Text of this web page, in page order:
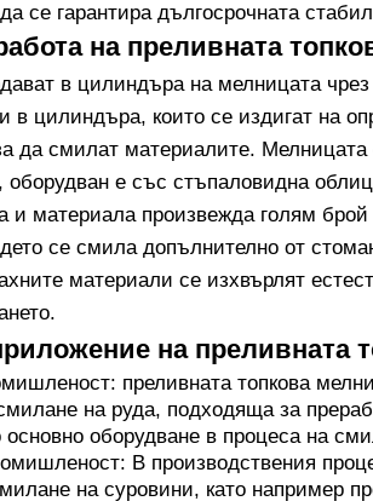
се гарантира дългосрочната
на преливната
в цилиндъра на мелницата
в цилиндъра, които се издигат на
да смилат материалите.
оборудван е със стъпаловидна
и материала произвежда голям
се смила допълнително от
материали се изхвърлят
на преливната
преливната топкова
на руда, подходяща за
основно оборудване в процеса на
В производствения
на суровини, като например